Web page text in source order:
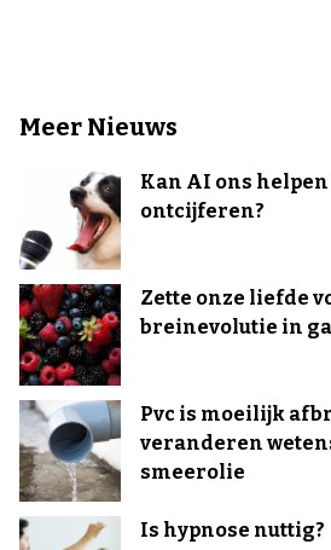
Meer Nieuws
Kan AI ons
ontcijferen?
Zette onze liefde
breinevolutie in
Pvc is moeilijk
veranderen
smeerolie
Is hypnose nuttig?